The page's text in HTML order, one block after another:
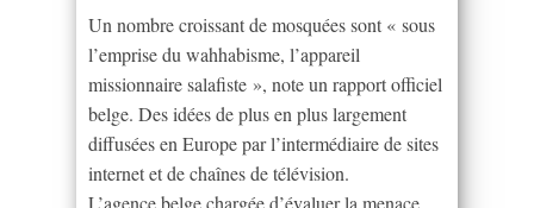
Un nombre croissant de mosquées sont « sous
l’emprise du wahhabisme, l’appareil
missionnaire salafiste », note un rapport officiel
belge. Des idées de plus en plus largement
diffusées en Europe par l’intermédiaire de sites
internet et de chaînes de télévision.
L’agence belge chargée d’évaluer la menace